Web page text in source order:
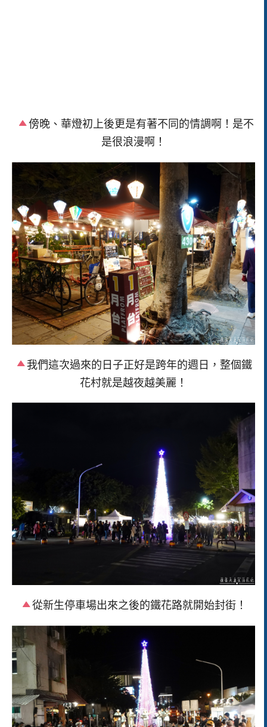
傍晚、華燈初上後更是有著不同的情調啊！是不
是很浪漫啊！
我們這次過來的日子正好是跨年的週日，整個鐵
花村就是越夜越美麗！
從新生停車場出來之後的鐵花路就開始封街！